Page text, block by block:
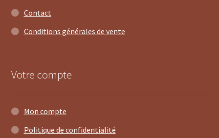
Contact
Conditions générales de vente
Votre compte
Mon compte
Politique de confidentialité